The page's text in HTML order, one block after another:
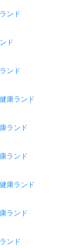
ンド
ド
ンド
康ランド
ランド
ランド
康ランド
ランド
ンド